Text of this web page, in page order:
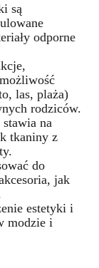
są
odporne
las, plaża)
rodziców.
na
tkaniny z
do
jak
estetyki i
modzie i